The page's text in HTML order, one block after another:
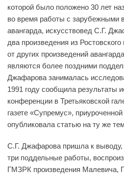
которой было положено 30 лет
во время работы с зарубежными
авангарда, искусствовед С.Г.
два произведения из
от других произведений
являются более поздними
Джафарова занималась
1991 году сообщила результаты
конференции в Третьяковской
газете «Супремус»,
опубликовала статью на ту же
С.Г. Джафарова пришла к выводу,
три поддельные работы,
ГМЗРК произведения Малевича,